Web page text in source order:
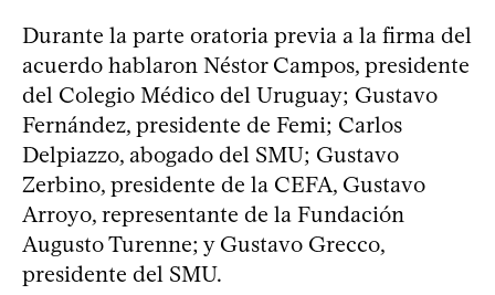
Durante la parte oratoria previa a la firma del
acuerdo hablaron Néstor Campos, presidente
del Colegio Médico del Uruguay; Gustavo
Fernández, presidente de Femi; Carlos
Delpiazzo, abogado del SMU; Gustavo
Zerbino, presidente de la CEFA, Gustavo
Arroyo, representante de la Fundación
Augusto Turenne; y Gustavo Grecco,
presidente del SMU.